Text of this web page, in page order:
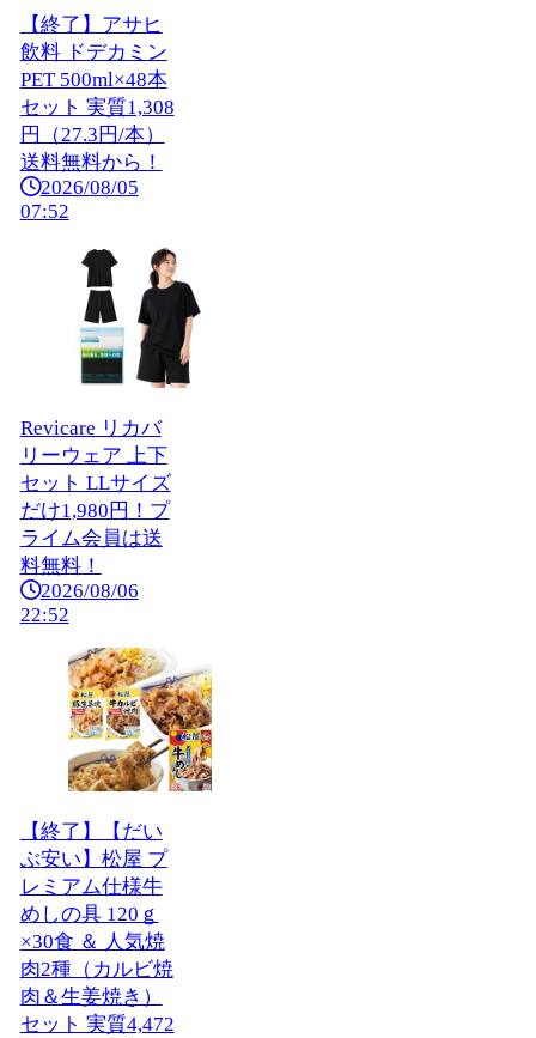
【終了】アサヒ
飲料 ドデカミン
PET 500ml×48本
セット 実質1,308
円（27.3円/本）
送料無料から！
2026/08/05
07:52
Revicare リカバ
リーウェア 上下
セット LLサイズ
だけ1,980円！プ
ライム会員は送
料無料！
2026/08/06
22:52
【終了】【だい
ぶ安い】松屋 プ
レミアム仕様牛
めしの具 120ｇ
×30食 ＆ 人気焼
肉2種（カルビ焼
肉＆生姜焼き）
セット 実質4,472